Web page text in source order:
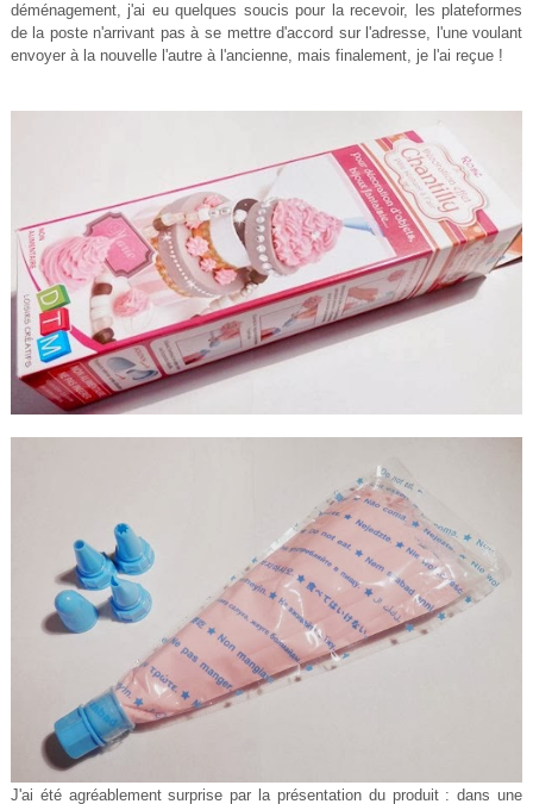
déménagement, j'ai eu quelques soucis pour la recevoir, les plateformes
de la poste n'arrivant pas à se mettre d'accord sur l'adresse, l'une voulant
envoyer à la nouvelle l'autre à l'ancienne, mais finalement, je l'ai reçue !
J'ai été agréablement surprise par la présentation du produit : dans une